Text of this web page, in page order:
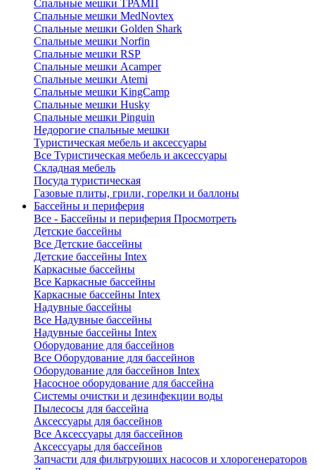
Спальные мешки ТРАМП
Cпальные мешки MedNovtex
Спальные мешки Golden Shark
Спальные мешки Norfin
Спальные мешки RSP
Спальные мешки Acamper
Спальные мешки Atemi
Спальные мешки KingCamp
Спальные мешки Husky
Спальные мешки Pinguin
Недорогие спальные мешки
Туристическая мебель и аксессуары
Все Туристическая мебель и аксессуары
Складная мебель
Посуда туристическая
Газовые плиты, грили, горелки и баллоны
Бассейны и периферия
Все - Бассейны и периферия Просмотреть
Детские бассейны
Все Детские бассейны
Детские бассейны Intex
Каркасные бассейны
Все Каркасные бассейны
Каркасные бассейны Intex
Надувные бассейны
Все Надувные бассейны
Надувные бассейны Intex
Оборудование для бассейнов
Все Оборудование для бассейнов
Оборудование для бассейнов Intex
Насосное оборудование для бассейна
Системы очистки и дезинфекции воды
Пылесосы для бассейна
Аксессуары для бассейнов
Все Аксессуары для бассейнов
Аксессуары для бассейнов
Запчасти для фильтрующих насосов и хлорогенераторов